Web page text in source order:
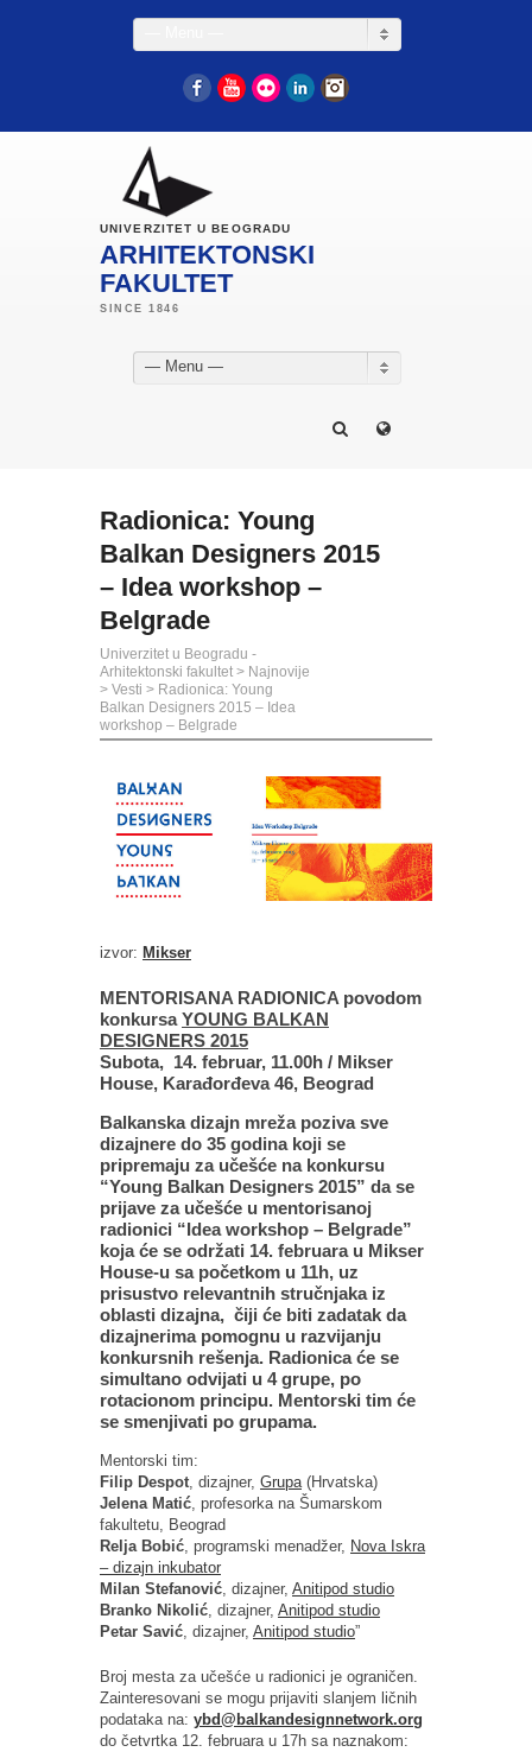
FacebookYouTube
Flickr LinkedIn
UNIVERZITET U BEOGRADU
ARHITEKTONSKI
FAKULTET
— Menu —
Radionica: Young
Balkan Designers 2015
– Idea workshop –
Belgrade
Univerzitet u Beogradu -
Arhitektonski fakultet > Najnovije
> Vesti > Radionica: Young
Balkan Designers 2015 – Idea
workshop – Belgrade
izvor: Mikser
MENTORISANA RADIONICA povodom
konkursa YOUNG BALKAN
DESIGNERS 2015
Subota, 14. februar, 11.00h / Mikser
House, Karađorđeva 46, Beograd
Balkanska dizajn mreža poziva sve
dizajnere do 35 godina koji se
pripremaju za učešće na konkursu
“Young Balkan Designers 2015” da se
prijave za učešće u mentorisanoj
radionici “Idea workshop – Belgrade”
koja će se održati 14. februara u Mikser
House-u sa početkom u 11h, uz
prisustvo relevantnih stručnjaka iz
oblasti dizajna, čiji će biti zadatak da
dizajnerima pomognu u razvijanju
konkursnih rešenja. Radionica će se
simultano odvijati u 4 grupe, po
rotacionom principu. Mentorski tim će
se smenjivati po grupama.
Mentorski tim:
Filip Despot, dizajner, Grupa(Hrvatska)
Jelena Matić, profesorka na Šumarskom
fakultetu, Beograd
Relja Bobić, programski menadžer, Nova Iskra
– dizajn inkubator
Milan Stefanović, dizajner, Anitipod studio
Branko Nikolić, dizajner, Anitipod studio
Petar Savić, dizajner, Anitipod studio”
Broj mesta za učešće u radionici je ograničen.
Zainteresovani se mogu prijaviti slanjem ličnih
podataka na: ybd@balkandesignnetwork.org
do četvrtka 12. februara u 17h sa naznakom: